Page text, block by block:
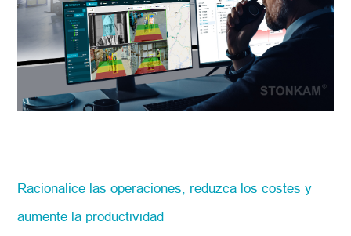
Racionalice las operaciones, reduzca los costes y
aumente la productividad